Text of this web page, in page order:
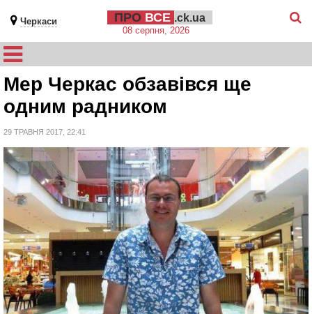
Черкаси ПРО ВСЕ .ck.ua
08 серпня, 2026
Мер Черкас обзавівся ще
одним радником
29 ТРАВНЯ 2017, 22:41